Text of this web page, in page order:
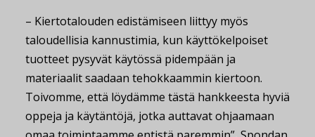
– Kiertotalouden edistämiseen liittyy myös
taloudellisia kannustimia, kun käyttökelpoiset
tuotteet pysyvät käytössä pidempään ja
materiaalit saadaan tehokkaammin kiertoon.
Toivomme, että löydämme tästä hankkeesta hyviä
oppeja ja käytäntöjä, jotka auttavat ohjaamaan